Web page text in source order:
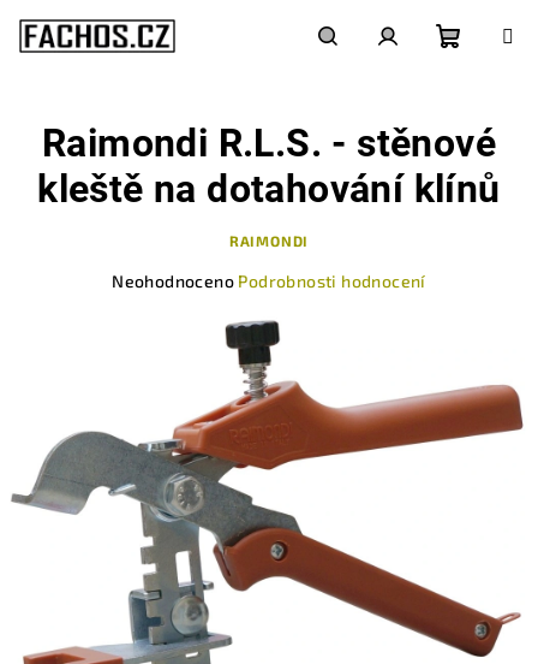
obsah
košík
Raimondi R.L.S. - stěnové
kleště na dotahování klínů
RAIMONDI
hvězdiček.
Neohodnoceno Podrobnosti hodnocení